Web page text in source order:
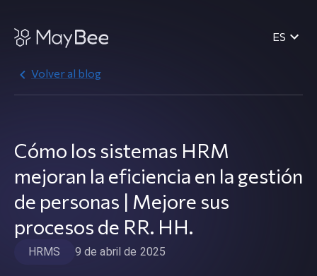
ES
Volver al blog
Cómo los sistemas HRM
mejoran la eficiencia en la gestión
de personas | Mejore sus
procesos de RR. HH.
HRMS 9 de abril de 2025